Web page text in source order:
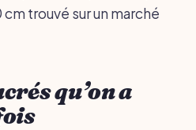
trouvé sur un marché
qu’on a